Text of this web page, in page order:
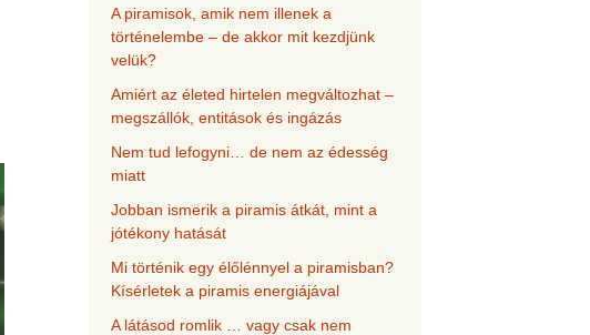
A piramisok, amik nem illenek a
történelembe – de akkor mit kezdjünk
velük?
Amiért az életed hirtelen megváltozhat –
megszállók, entitások és ingázás
Nem tud lefogyni… de nem az édesség
miatt
Jobban ismerik a piramis átkát, mint a
jótékony hatását
Mi történik egy élőlénnyel a piramisban?
Kísérletek a piramis energiájával
A látásod romlik … vagy csak nem